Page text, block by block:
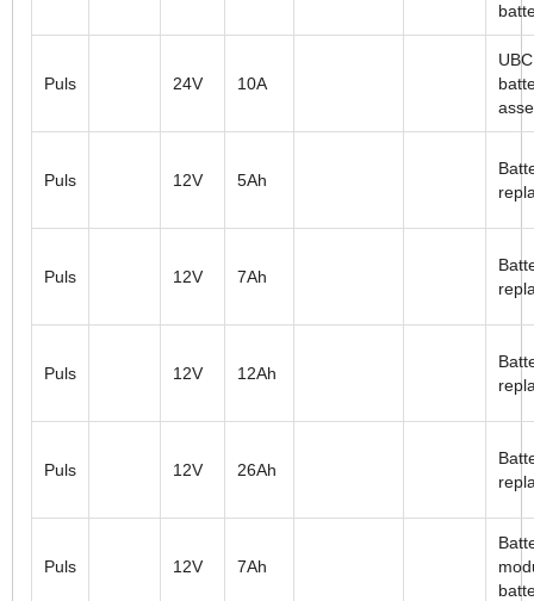
Puls 24V 10A
Puls 12V 5Ah
Puls 12V 7Ah
Puls 12V 12Ah
Puls 12V 26Ah
Puls 12V 7Ah